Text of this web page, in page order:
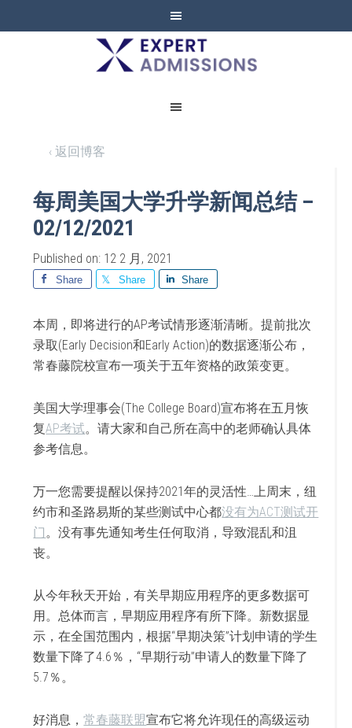
EXPERT
ADMISSIONS
‹ 返回博客
每周美国大学升学新闻总结 –
02/12/2021
Published on: 12 2 月, 2021
Share Share Share
本周，即将进行的AP考试情形逐渐清晰。提前批次
录取(Early Decision和Early Action)的数据逐渐公布，
常春藤院校宣布一项关于五年资格的政策变更。
美国大学理事会(The College Board)宣布将在五月恢
复AP考试。请大家和自己所在高中的老师确认具体
参考信息。
万一您需要提醒以保持2021年的灵活性…上周末，纽
约市和圣路易斯的某些测试中心都没有为ACT测试开
门。没有事先通知考生任何取消，导致混乱和沮
丧。
从今年秋天开始，有关早期应用程序的更多数据可
用。总体而言，早期应用程序有所下降。新数据显
示，在全国范围内，根据“早期决策”计划申请的学生
数量下降了4.6％，“早期行动”申请人的数量下降了
5.7％。
好消息，常春藤联盟宣布它将允许现任的高级运动